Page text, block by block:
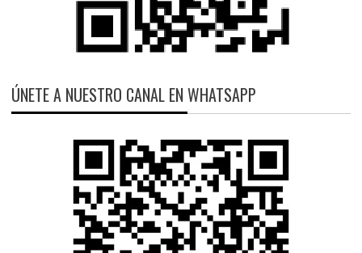
ÚNETE A NUESTRO CANAL EN WHATSAPP